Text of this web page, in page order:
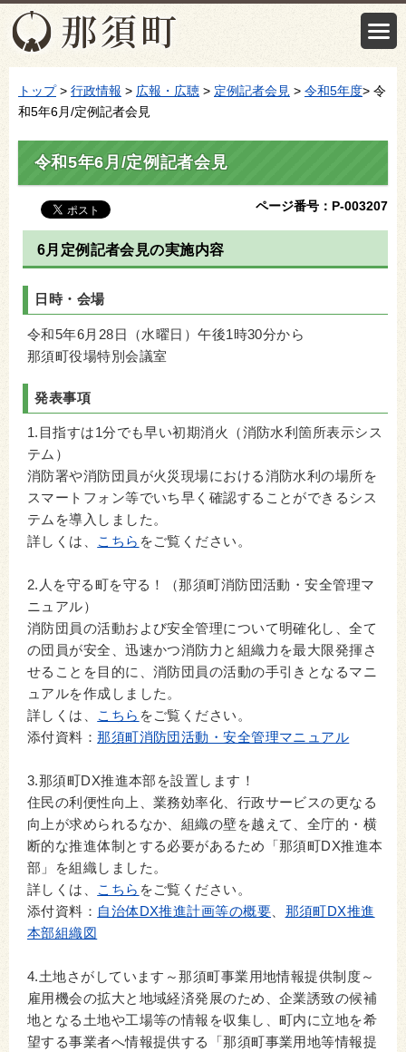
トップ> 行政情報 > 広報・広聴 > 定例記者会見 > 令和5年度> 令
和5年6月/定例記者会見
令和5年6月/定例記者会見
ページ番号：P-003207
6月定例記者会見の実施内容
日時・会場
令和5年6月28日（水曜日）午後1時30分から
那須町役場特別会議室
発表事項
1.目指すは1分でも早い初期消火（消防水利箇所表示シス
テム）
消防署や消防団員が火災現場における消防水利の場所を
スマートフォン等でいち早く確認することができるシス
テムを導入しました。
詳しくは、
こちら をご覧ください。
2.人を守る町を守る！（那須町消防団活動・安全管理マ
ニュアル）
消防団員の活動および安全管理について明確化し、全て
の団員が安全、迅速かつ消防力と組織力を最大限発揮さ
せることを目的に、消防団員の活動の手引きとなるマニ
ュアルを作成しました。
詳しくは、
こちら をご覧ください。
添付資料：那須町消防団活動・安全管理マニュアル
3.那須町DX推進本部を設置します！
住民の利便性向上、業務効率化、行政サービスの更なる
向上が求められるなか、組織の壁を越えて、全庁的・横
断的な推進体制とする必要があるため「那須町DX推進本
部」を組織しました。
詳しくは、
こちら をご覧ください。
添付資料： 自治体DX推進計画等の概要、 那須町DX推進
本部組織図
4.土地さがしています～那須町事業用地情報提供制度～
雇用機会の拡大と地域経済発展のため、企業誘致の候補
地となる土地や工場等の情報を収集し、町内に立地を希
望する事業者へ情報提供する「那須町事業用地等情報提